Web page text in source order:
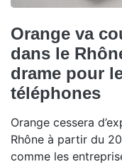
Orange va
dans le
drame pour
téléphones
Orange cessera
Rhône à partir du
comme les